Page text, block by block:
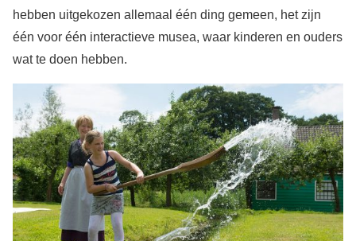
hebben uitgekozen allemaal één ding gemeen, het zijn
één voor één interactieve musea, waar kinderen en ouders
wat te doen hebben.